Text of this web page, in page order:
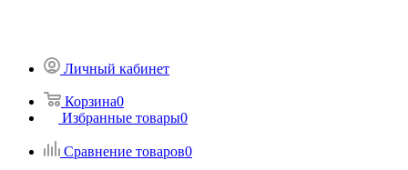
Личный кабинет
Корзина0
Избранные товары0
Сравнение товаров0